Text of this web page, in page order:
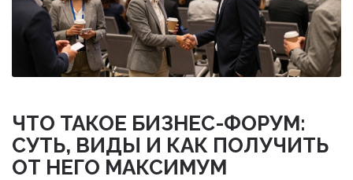
ЧТО ТАКОЕ БИЗНЕС-ФОРУМ:
СУТЬ, ВИДЫ И КАК ПОЛУЧИТЬ
ОТ НЕГО МАКСИМУМ